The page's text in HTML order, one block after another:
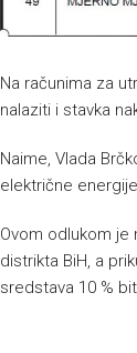
Na računima za
nalaziti i stavka
Naime, Vlada
električne
Ovom odlukom je
distrikta BiH, a
sredstava 10 %